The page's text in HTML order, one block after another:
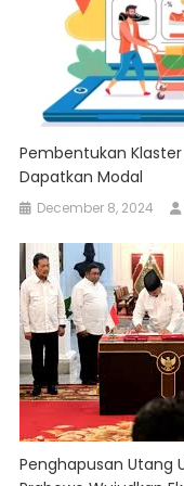
Pembentukan Klaster
Dapatkan Modal
December 8, 2024
Penghapusan Utang